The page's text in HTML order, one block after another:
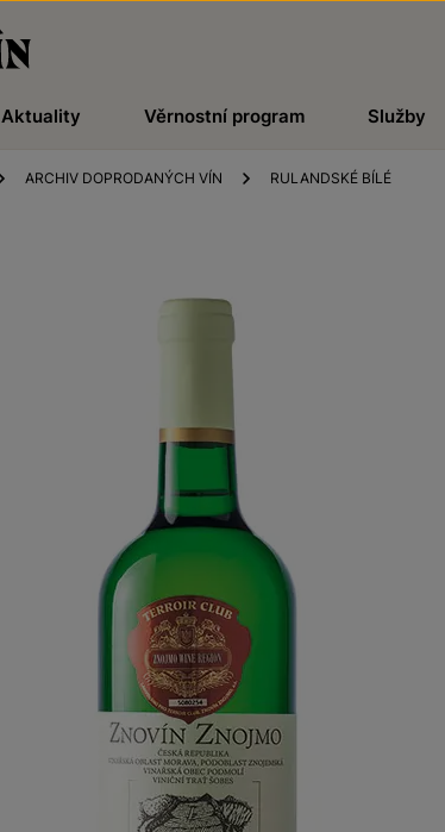
Aktuality Věrnostní program Služby
ARCHIV DOPRODANÝCH VÍN RULANDSKÉ BÍLÉ